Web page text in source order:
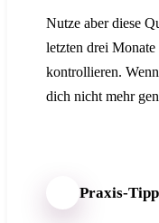
Nutze aber diese
letzten drei
kontrollieren.
dich nicht mehr
Praxis-